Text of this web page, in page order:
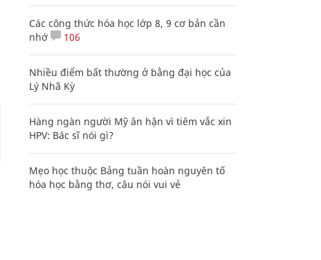
Các công thức hóa học lớp 8, 9 cơ bản cần
nhớ
106
Nhiều điểm bất thường ở bằng đại học của
Lý Nhã Kỳ
Hàng ngàn người Mỹ ân hận vì tiêm vắc xin
HPV: Bác sĩ nói gì?
Mẹo học thuộc Bảng tuần hoàn nguyên tố
hóa học bằng thơ, câu nói vui vẻ